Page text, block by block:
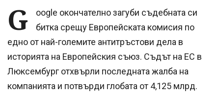
G
oogle окончателно загуби съдебната си
битка срещу Европейската комисия по
едно от най-големите антитръстови дела в
историята на Европейския съюз. Съдът на ЕС в
Люксембург отхвърли последната жалба на
компанията и потвърди глобата от 4,125 млрд.